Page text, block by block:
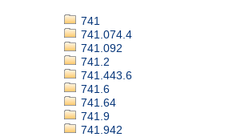
741
741.074.4
741.092
741.2
741.443.6
741.6
741.64
741.9
741.942